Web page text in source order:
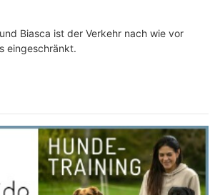
Biasca ist der Verkehr nach wie vor
eingeschränkt.